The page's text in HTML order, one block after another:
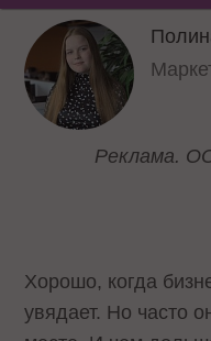
Реклама.
Хорошо, когда
увядает. Но часто